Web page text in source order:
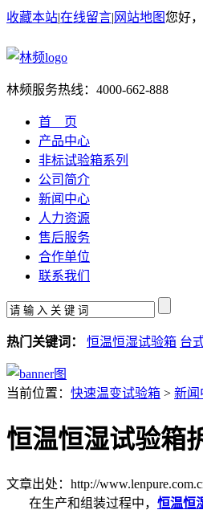
收藏本站|在线留言| 网站地图您好
林频服务热线： 4000-662-888
首 页
产品中心
非标试验箱系列
公司简介
新闻中心
人力资源
售后服务
合作单位
联系我们
热门关键词： 恒温恒湿试验箱 台
当前位置： 快速温变试验箱 > 新闻
恒温恒湿试验箱
文章出处：http://
在生产和组装过程中， 恒温恒